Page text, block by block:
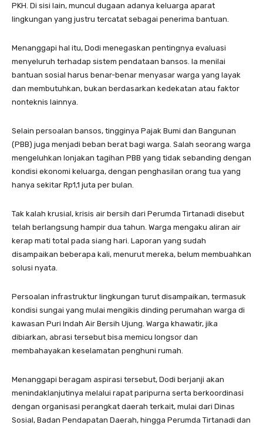
PKH. Di sisi lain, muncul dugaan adanya keluarga aparat
lingkungan yang justru tercatat sebagai penerima bantuan.
Menanggapi hal itu, Dodi menegaskan pentingnya evaluasi
menyeluruh terhadap sistem pendataan bansos. Ia menilai
bantuan sosial harus benar-benar menyasar warga yang layak
dan membutuhkan, bukan berdasarkan kedekatan atau faktor
nonteknis lainnya.
Selain persoalan bansos, tingginya Pajak Bumi dan Bangunan
(PBB) juga menjadi beban berat bagi warga. Salah seorang warga
mengeluhkan lonjakan tagihan PBB yang tidak sebanding dengan
kondisi ekonomi keluarga, dengan penghasilan orang tua yang
hanya sekitar Rp1,1 juta per bulan.
Tak kalah krusial, krisis air bersih dari Perumda Tirtanadi disebut
telah berlangsung hampir dua tahun. Warga mengaku aliran air
kerap mati total pada siang hari. Laporan yang sudah
disampaikan beberapa kali, menurut mereka, belum membuahkan
solusi nyata.
Persoalan infrastruktur lingkungan turut disampaikan, termasuk
kondisi sungai yang mulai mengikis dinding perumahan warga di
kawasan Puri Indah Air Bersih Ujung. Warga khawatir, jika
dibiarkan, abrasi tersebut bisa memicu longsor dan
membahayakan keselamatan penghuni rumah.
Menanggapi beragam aspirasi tersebut, Dodi berjanji akan
menindaklanjutinya melalui rapat paripurna serta berkoordinasi
dengan organisasi perangkat daerah terkait, mulai dari Dinas
Sosial, Badan Pendapatan Daerah, hingga Perumda Tirtanadi dan